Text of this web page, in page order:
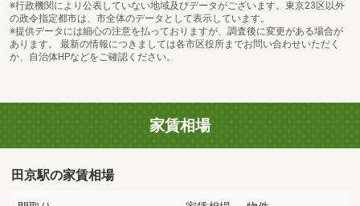
※行政機関により公表していない地域及びデータがございます。東京23区以外
の政令指定都市は、市全体のデータとして表示しています。
※提供データには細心の注意を払っておりますが、調査後に変更がある場合が
あります。 最新の情報につきましては各市区役所までお問い合わせいただく
か、自治体HPなどをご確認ください。
家賃相場
田京駅の家賃相場